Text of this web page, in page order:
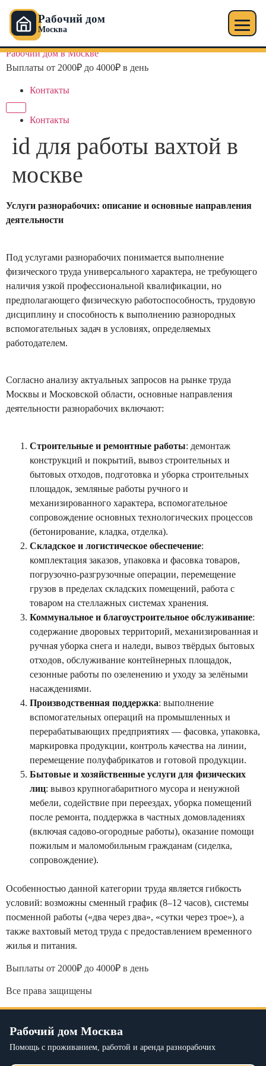
Рабочий дом
Москва
Перейти
Рабочий дом в Москве
Выплаты от 2000₽ до 4000₽ в день
Контакты
Контакты
id для работы вахтой в
москве
Услуги разнорабочих: описание и основные направления
деятельности
Под услугами разнорабочих понимается выполнение
физического труда универсального характера, не требующего
наличия узкой профессиональной квалификации, но
предполагающего физическую работоспособность, трудовую
дисциплину и способность к выполнению разнородных
вспомогательных задач в условиях, определяемых
работодателем.
Согласно анализу актуальных запросов на рынке труда
Москвы и Московской области, основные направления
деятельности разнорабочих включают:
Строительные и ремонтные работы: демонтаж
конструкций и покрытий, вывоз строительных и
бытовых отходов, подготовка и уборка строительных
площадок, земляные работы ручного и
механизированного характера, вспомогательное
сопровождение основных технологических процессов
(бетонирование, кладка, отделка).
Складское и логистическое обеспечение:
комплектация заказов, упаковка и фасовка товаров,
погрузочно-разгрузочные операции, перемещение
грузов в пределах складских помещений, работа с
товаром на стеллажных системах хранения.
Коммунальное и благоустроительное обслуживание:
содержание дворовых территорий, механизированная и
ручная уборка снега и наледи, вывоз твёрдых бытовых
отходов, обслуживание контейнерных площадок,
сезонные работы по озеленению и уходу за зелёными
насаждениями.
Производственная поддержка: выполнение
вспомогательных операций на промышленных и
перерабатывающих предприятиях — фасовка, упаковка,
маркировка продукции, контроль качества на линии,
перемещение полуфабрикатов и готовой продукции.
Бытовые и хозяйственные услуги для физических
лиц: вывоз крупногабаритного мусора и ненужной
мебели, содействие при переездах, уборка помещений
после ремонта, поддержка в частных домовладениях
(включая садово-огородные работы), оказание помощи
пожилым и маломобильным гражданам (сиделка,
сопровождение).
Особенностью данной категории труда является гибкость
условий: возможны сменный график (8–12 часов), системы
посменной работы («два через два», «сутки через трое»), а
также вахтовый метод труда с предоставлением временного
жилья и питания.
Выплаты от 2000₽ до 4000₽ в день
Все права защищены
Рабочий дом Москва
Помощь с проживанием, работой и аренда разнорабочих